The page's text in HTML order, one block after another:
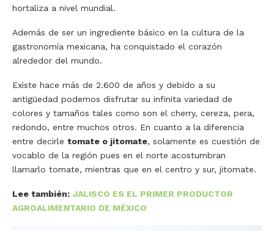
hortaliza a nivel mundial.
Además de ser un ingrediente básico en la cultura de la
gastronomía mexicana, ha conquistado el corazón
alrededor del mundo.
Existe hace más de 2.600 de años y debido a su
antigüedad podemos disfrutar su infinita variedad de
colores y tamaños tales como son el cherry, cereza, pera,
redondo, entre muchos otros. En cuanto a la diferencia
entre decirle tomate o jitomate, solamente es cuestión de
vocablo de la región pues en el norte acostumbran
llamarlo tomate, mientras que en el centro y sur, jitomate.
Lee también: JALISCO ES EL PRIMER PRODUCTOR
AGROALIMENTARIO DE MÉXICO